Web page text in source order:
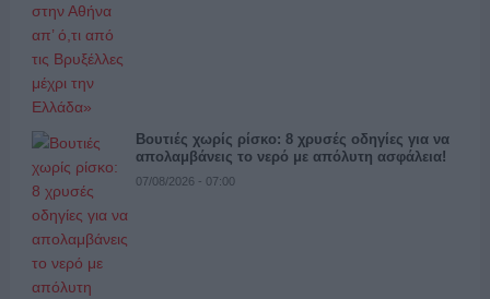
Βουτιές χωρίς ρίσκο: 8 χρυσές οδηγίες για να
απολαμβάνεις το νερό με απόλυτη ασφάλεια!
07/08/2026 - 07:00